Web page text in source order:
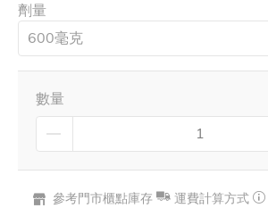
劑量
600毫克
數量
參考門市櫃點庫存 運費計算方式